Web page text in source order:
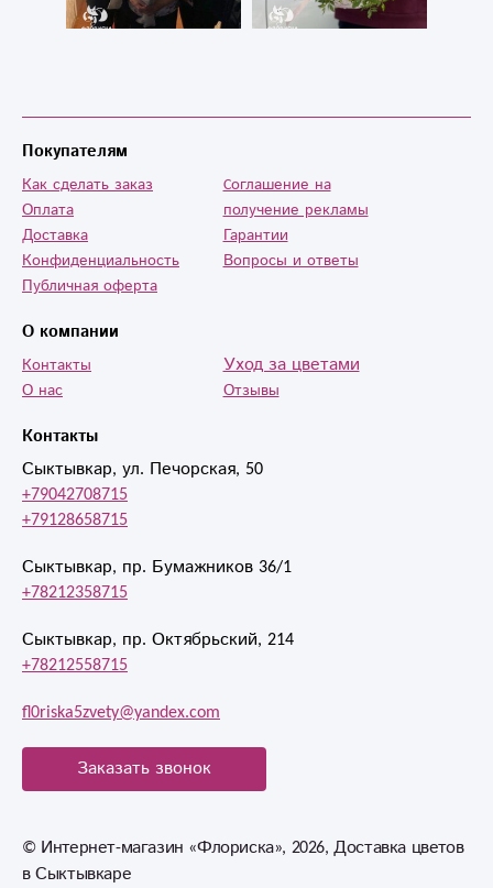
Контакты
Сыктывкар, ул. Печорская, 50
+79042708715
+79128658715
Сыктывкар, пр. Бумажников 36/1
+78212358715
Сыктывкар, пр. Октябрьский, 214
+78212558715
fl0riska5zvety@yandex.com
Заказать звонок
Покупателям
Как сделать заказ
Оплата
Доставка
Конфиденциальность
Публичная оферта
Cоглашение на
получение рекламы
Гарантии
Вопросы и ответы
О компании
Контакты
О нас
Уход за цветами
Отзывы
© Интернет-магазин «Флориска», 2026, Доставка цветов
в Сыктывкаре